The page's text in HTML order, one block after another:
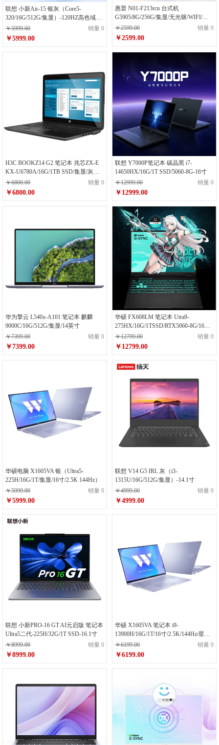
联想 小新Air-15 银灰（Core5-
320/16G/512G/集显）-120HZ高色域触
控屏-15.3寸
￥5999.00 销量 0
￥5999.00
惠普 N01-F213rcn 台式机
G5905/8G/256G/集显/无光驱/WIFI/有
线键鼠/灰/23.8寸
￥2599.00 销量 0
￥2599.00
H3C BOOKZ14 G2 笔记本 兆芯ZX-E
KX-U6780A/16G/1TB SSD/集显/灰
色/14寸笔记本
￥6800.00 销量 0
￥6800.00
联想 Y7000P笔记本 碳晶黑 i7-
14650HX/16G/1T SSD/5060-8G-16寸
￥12999.00
销量 0
￥12999.00
华为擎云 L540x-A101 笔记本 麒麟
9000C/16G/512G/集显/14英寸
￥7399.00
销量 0
￥7399.00
华硕 FX608LM 笔记本 Utra9-
275HX/16G/1TSSD/RTX5060-8G/16寸/
日蚀灰
￥12799.00 销量 0
￥12799.00
华硕电脑 X1605VA 银（Ultra5-
225H/16G/1T/集显/16寸/2.5K 144Hz）
￥5999.00
销量 0
￥5999.00
联想 V14 G5 IRL 灰（i3-
1315U/16G/512G/集显）-14.1寸
￥4999.00
销量 0
￥4999.00
联想 小新PRO-16 GT AI元启版 笔记本
Ultra5二代-225H/32G/1T SSD-16.1寸
￥8999.00
销量 0
￥8999.00
华硕 X1605VA 笔记本 i9-
13900H/16G/1T/16寸/2.5K/144Hz/星辰
银
￥6199.00 销量 0
￥6199.00